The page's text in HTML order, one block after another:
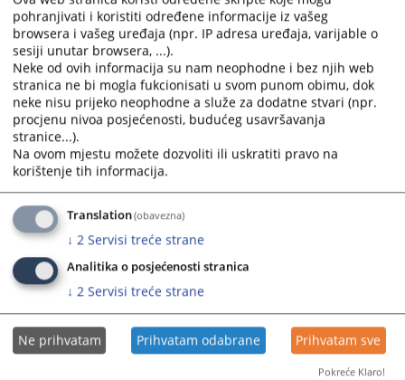
calendar
and
select
a
date.
Press
the
question
mark
key
get
the
keyboard
shortcuts
for
changing
dates.
calendar
and
select
a
date.
Press
question
mark
key
to
get
keyboard
shortcuts
for
changing
dates.
04.11.2010.
pohranjivati i koristiti određene informacije iz vašeg
browsera i vašeg uređaja (npr. IP adresa uređaja, varijable o
sesiji unutar browsera, ...).
Neke od ovih informacija su nam neophodne i bez njih web
stranica ne bi mogla fukcionisati u svom punom obimu, dok
neke nisu prijeko neophodne a služe za dodatne stvari (npr.
procjenu nivoa posjećenosti, budućeg usavršavanja
stranice...).
Na ovom mjestu možete dozvoliti ili uskratiti pravo na
korištenje tih informacija.
Translation(obavezna)
↓ 2 Servisi treće strane
Analitika o posjećenosti stranica
↓ 2 Servisi treće strane
Ne prihvatam Prihvatam odabrane Prihvatam sve
Pokreće Klaro!